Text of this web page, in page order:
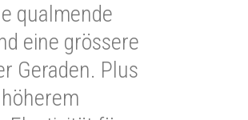
qualmende
eine grössere
Geraden. Plus